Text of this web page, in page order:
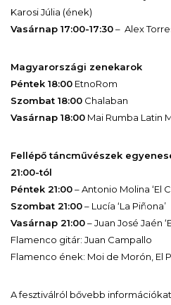
Karosi Júlia (ének)
Vasárnap 17:00-17:30– Alex
Magyarországi zenekarok
Péntek 18:00 EtnoRom
Szombat 18:00 Chalaban
Vasárnap 18:00 Mai Rumba Latin
Fellépő táncművészek
21:00-tól
Péntek 21:00– Antonio Molina ‘El
Szombat 21:00– Lucía ‘La Piñona’
Vasárnap 21:00– Juan José Jaén
Flamenco gitár: Juan Campallo
Flamenco ének: Moi de Morón, El
A fesztiválról bővebb